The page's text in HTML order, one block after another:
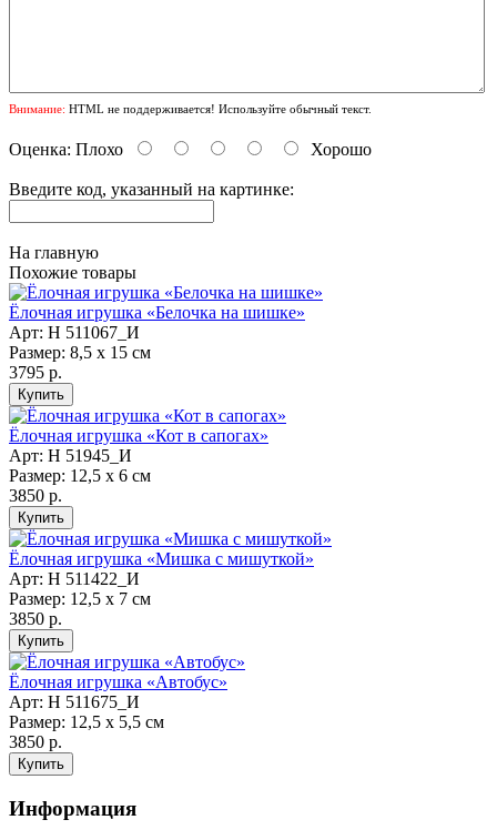
Внимание: HTML не поддерживается! Используйте обычный текст.
Оценка: Плохо Хорошо
Введите код, указанный на картинке:
На главную
Похожие товары
Ёлочная игрушка «Белочка на шишке»
Арт: Н 511067_И
Размер: 8,5 х 15 см
3795 р.
Ёлочная игрушка «Кот в сапогах»
Арт: Н 51945_И
Размер: 12,5 х 6 см
3850 р.
Ёлочная игрушка «Мишка с мишуткой»
Арт: Н 511422_И
Размер: 12,5 х 7 см
3850 р.
Ёлочная игрушка «Автобус»
Арт: Н 511675_И
Размер: 12,5 х 5,5 см
3850 р.
Информация